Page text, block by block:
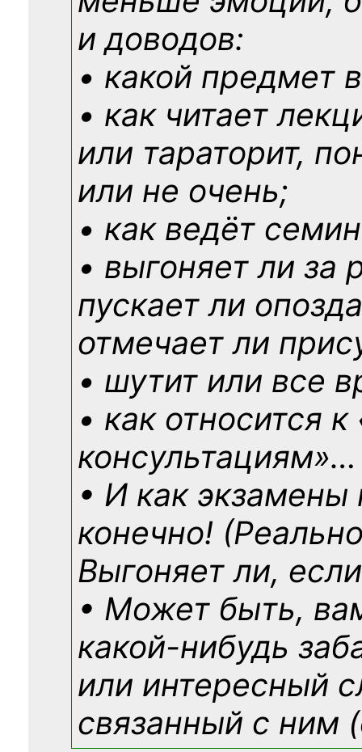
и доводов:
• какой предмет
• как читает
или тараторит,
или не очень;
• как ведёт
• выгоняет ли за
пускает ли
отмечает ли
• шутит или все
• как относится
консультациям»…
• И как экзамены
конечно!
Выгоняет ли,
• Может быть,
какой-нибудь
или интересный
связанный с ним